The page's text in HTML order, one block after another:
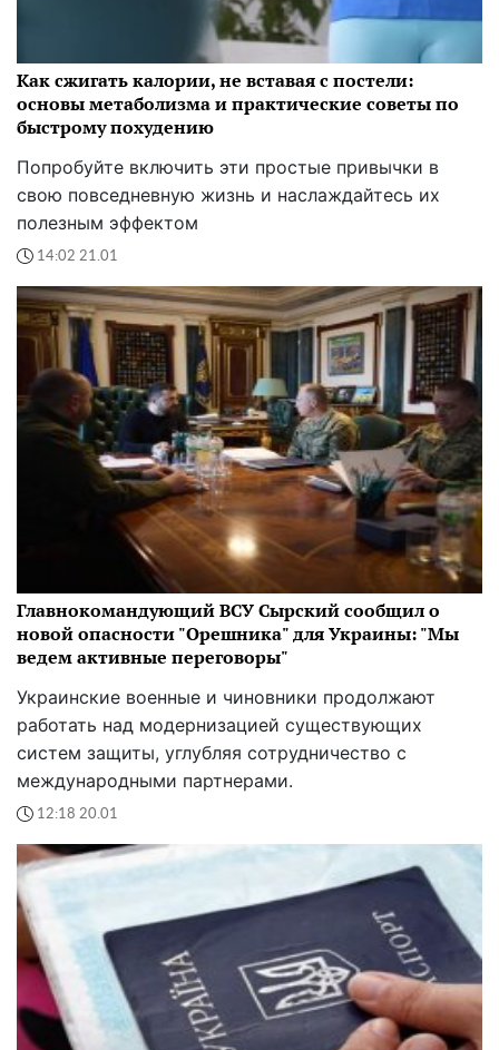
Как сжигать калории, не вставая с постели:
основы метаболизма и практические советы по
быстрому похудению
Попробуйте включить эти простые привычки в
свою повседневную жизнь и наслаждайтесь их
полезным эффектом
14:02 21.01
Главнокомандующий ВСУ Сырский сообщил о
новой опасности "Орешника" для Украины: "Мы
ведем активные переговоры"
Украинские военные и чиновники продолжают
работать над модернизацией существующих
систем защиты, углубляя сотрудничество с
международными партнерами.
12:18 20.01